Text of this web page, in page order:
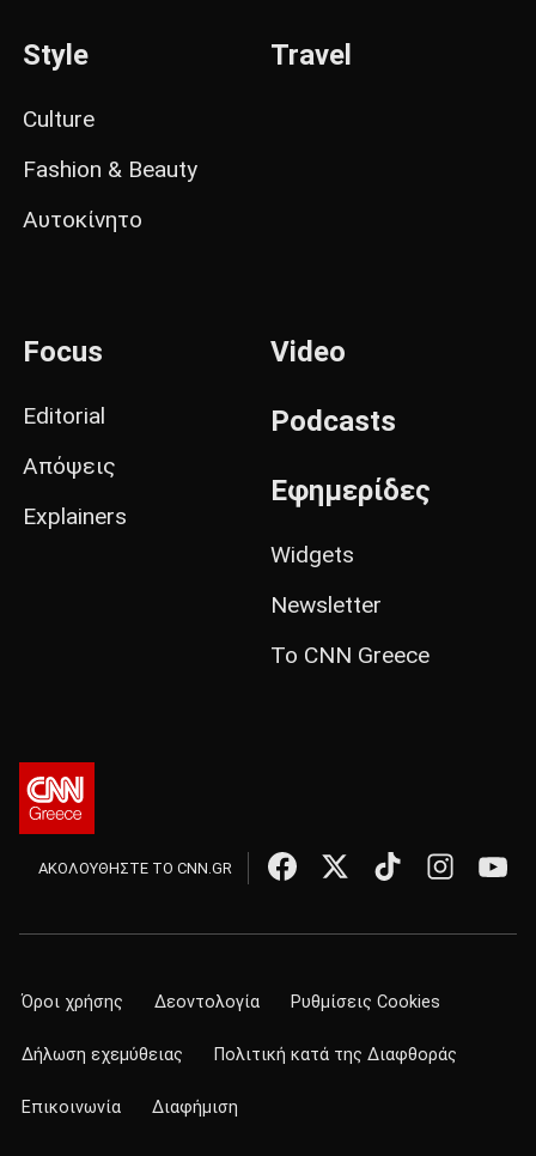
Style
Culture
Fashion & Beauty
Αυτοκίνητο
Travel
Focus
Editorial
Απόψεις
Explainers
Video
Podcasts
Εφημερίδες
Widgets
Newsletter
Το CNN Greece
ΑΚΟΛΟΥΘΗΣΤΕ ΤΟ CNN.GR
Όροι χρήσης Δεοντολογία Ρυθμίσεις Cookies
Δήλωση εχεμύθειας Πολιτική κατά της Διαφθοράς
Επικοινωνία Διαφήμιση